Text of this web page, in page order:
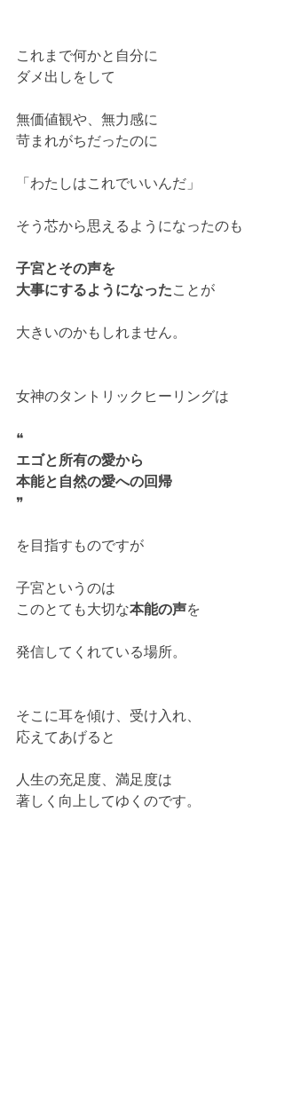
これまで何かと自分に
ダメ出しをして
無価値観や、無力感に
苛まれがちだったのに
「わたしはこれでいいんだ」
そう芯から思えるようになったのも
子宮とその声を
大事にするようになったことが
大きいのかもしれません。
女神のタントリックヒーリングは
❝
エゴと所有の愛から
本能と自然の愛への回帰
❞
を目指すものですが
子宮というのは
このとても大切な本能の声を
発信してくれている場所。
そこに耳を傾け、受け入れ、
応えてあげると
人生の充足度、満足度は
著しく向上してゆくのです。